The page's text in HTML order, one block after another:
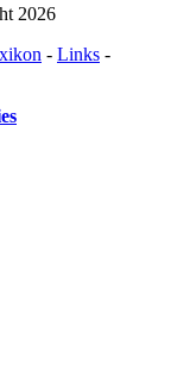
2026
- Links -